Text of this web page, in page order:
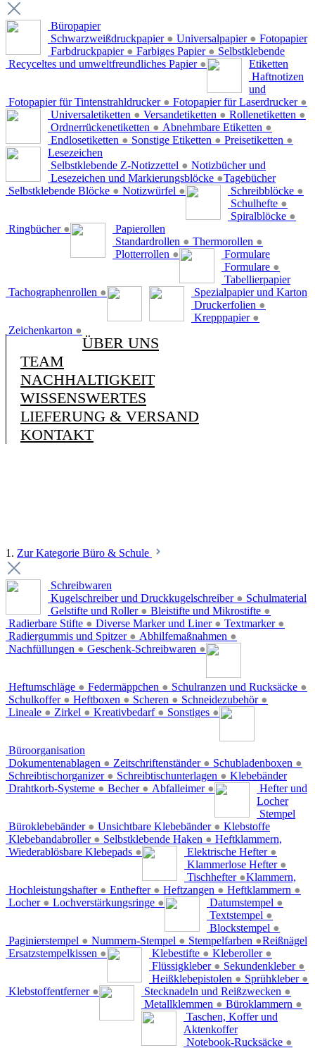
Büropapier
Schwarzweißdruckpapier ● Universalpapier ●
Farbdruckpapier ● Farbiges Papier ●
Recyceltes und umweltfreundliches Papier ●
Fotopapier
Fotopapier für Tintenstrahldrucker ● Fotopapier für Laserdrucker ●
Selbstklebende
Etiketten
Universaletiketten ● Versandetiketten ● Rollenetiketten ●
Ordnerrückenetiketten ● Abnehmbare Etiketten ●
Endlosetiketten ● Sonstige Etiketten ● Preisetiketten ●
Haftnotizen
und
Lesezeichen
Selbstklebende Z-Notizzettel ●
Lesezeichen und Markierungsblöcke ●
Selbstklebende Blöcke ● Notizwürfel ●
Notizbücher und
Tagebücher
Schreibblöcke ●
Schulhefte ●
Spiralblöcke ●
Ringbücher ●
Papierollen
Standardrollen ● Thermorollen ●
Plotterrollen ●
Formulare
Formulare ●
Tachographenrollen ●
Tabellierpapier
Spezialpapier und Karton
Druckerfolien ●
Krepppapier ●
Zeichenkarton ●
ÜBER UNS
TEAM
NACHHALTIGKEIT
WISSENSWERTES
LIEFERUNG & VERSAND
KONTAKT
1. Zur Kategorie Büro & Schule
Schreibwaren
Kugelschreiber und Druckkugelschreiber ●
Gelstifte und Roller ● Bleistifte und Mikrostifte ●
Radierbare Stifte ● Diverse Marker und Liner ● Textmarker ●
Radiergummis und Spitzer ● Abhilfemaßnahmen ●
Nachfüllungen ● Geschenk-Schreibwaren ●
Schulmaterial
Heftumschläge ● Federmäppchen ● Schulranzen und Rucksäcke ●
Schulkoffer ● Heftboxen ● Scheren ● Schneidezubehör ●
Lineale ● Zirkel ● Kreativbedarf ● Sonstiges ●
Büroorganisation
Dokumentenablagen ● Zeitschriftenständer ● Schubladenboxen ●
Schreibtischorganizer ● Schreibtischunterlagen ●
Drahtkorb-Systeme ● Becher ● Abfalleimer ●
Klebebänder
Büroklebebänder ● Unsichtbare Klebebänder ●
Klebebandabroller ● Selbstklebende Haken ●
Wiederablösbare Klebepads ●
Hefter und
Locher
Elektrische Hefter ●
Klammerlose Hefter ●
Tischhefter ●
Hochleistungshafter ● Enthefter ● Heftzangen ● Heftklammern ●
Locher ● Lochverstärkungsringe ●
Stempel
Datumstempel ●
Textstempel ●
Blockstempel ●
Paginierstempel ● Nummern-Stempel ● Stempelfarben ●
Ersatzstempelkissen ●
Klebstoffe
Klebestifte ● Kleberoller ●
Flüssigkleber ● Sekundenkleber ●
Heißklebepistolen ● Sprühkleber ●
Klebstoffentferner ●
Heftklammern,
Klammern,
Reißnägel
Stecknadeln und Reißzwecken ●
Metallklemmen ● Büroklammern ●
Taschen, Koffer und
Aktenkoffer
Notebook-Rucksäcke ●